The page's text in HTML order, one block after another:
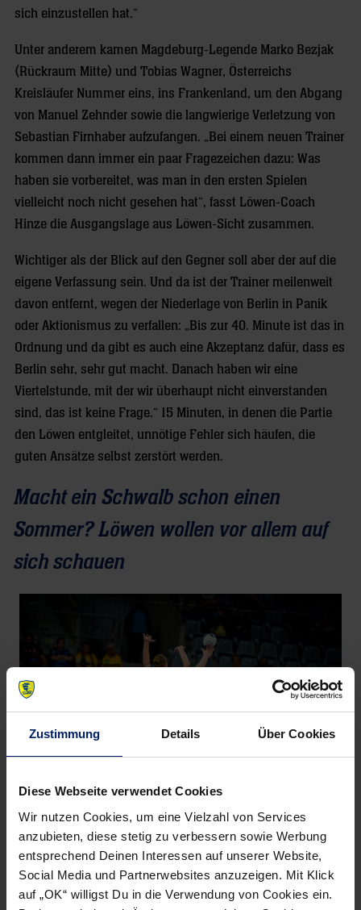
Zustimmung Details Über Cookies
Diese Webseite verwendet Cookies
Wir nutzen Cookies, um eine Vielzahl von Services
anzubieten, diese stetig zu verbessern sowie Werbung
entsprechend Deinen Interessen auf unserer Website,
Social Media und Partnerwebsites anzuzeigen. Mit Klick
auf „OK“ willigst Du in die Verwendung von Cookies ein.
sich einzustellen hat.“
Unter anderem kamen Magdeburg-Legende Marko Bezjak
(Rückraum Mitte) und Tobias Wagner, Österreichs
Kreisläufer Nummer eins, ins Frankenland, um den Abgang
von Manuel Zehnder sowie die langwierige Verletzung von
Sebastian Firnhaber aufzufangen. „Bei einem neuen Trainer
kommen dann immer ein paar Fragezeichen dazu: Was
haben sie vorbereitet, was man in den ersten Spielen
vielleicht noch nicht gesehen hat“, fasst Löwen-Coach
Hinze die Ausgangslage aus Löwen-Sicht zusammen.
Wichtiger als der Blick auf den Gegner soll aber der auf die
eigene Verfassung sein. Und da ist der Trainer meilenweit
davon entfernt, wegen der Niederlage von Berlin in Panik
oder Aktionismus zu verfallen: „Bis zur 40. Minute ist das in
Ordnung und da gibt es auch eine Akzeptanz dafür, dass es
Berlin sehr, sehr gut macht. Danach haben wir eine
Viertelstunde, mit der wir überhaupt nicht einverstanden
sind, das ist keine Frage.“ 15 Minuten, in denen die Partie
den Löwen entgleitet, unnötige Fehler sich häufen, die
guten Ansätze selbst zerstört werden.
Macht ein Schwalb schon einen
Sommer? Löwen wollen vor allem auf
sich schauen
Juri Knorr hebt ab und passt den Ball.
Nun gelte es, diesen letzten Eindruck von Sonntag zu
revidieren und gegen Erlangen möglichst über 60 Minuten
ein starkes Heimspiel hinzulegen. Fehlen wird dabei Juri